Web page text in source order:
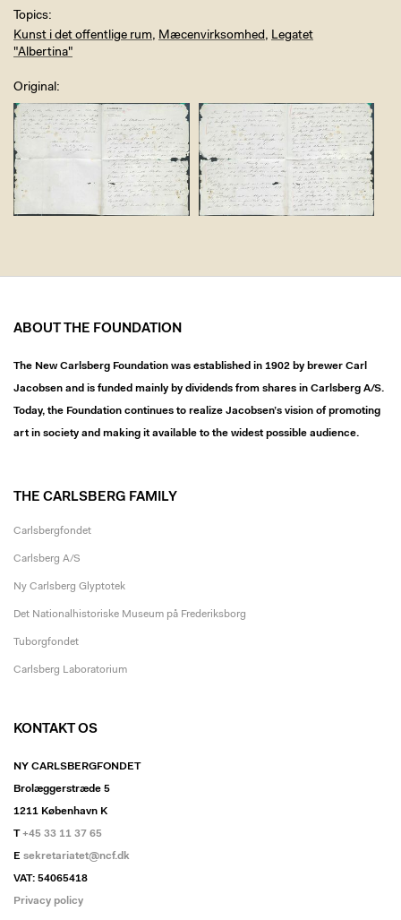
Topics
Kunst i det offentlige rum, Mæcenvirksomhed , Legatet
"Albertina"
Original
ABOUT THE FOUNDATION
The New Carlsberg Foundation was established in 1902 by brewer Carl
Jacobsen and is funded mainly by dividends from shares in Carlsberg A/S.
Today, the Foundation continues to realize Jacobsen’s vision of promoting
art in society and making it available to the widest possible audience.
THE CARLSBERG FAMILY
Carlsbergfondet
Carlsberg A/S
Ny Carlsberg Glyptotek
Det Nationalhistoriske Museum på Frederiksborg
Tuborgfondet
Carlsberg Laboratorium
KONTAKT OS
NY CARLSBERGFONDET
Brolæggerstræde 5
1211 København K
T +45 33 11 37 65
E sekretariatet@ncf.dk
VAT: 54065418
Privacy policy